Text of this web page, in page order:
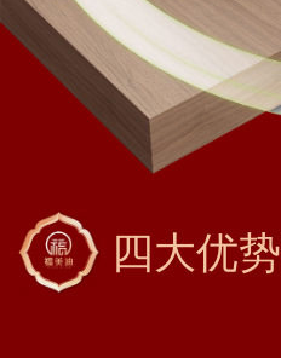
四大优势